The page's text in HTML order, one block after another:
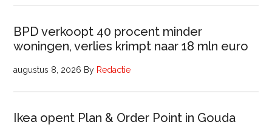
BPD verkoopt 40 procent minder
woningen, verlies krimpt naar 18 mln euro
augustus 8, 2026 By Redactie
Ikea opent Plan & Order Point in Gouda